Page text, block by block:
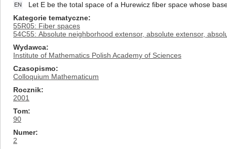
EN
Let E be the total space of a Hurewicz fiber space whose
Kategorie tematyczne
55R05: Fiber spaces
54C55: Absolute neighborhood extensor, absolute extensor,
Wydawca
Institute of Mathematics Polish Academy of Sciences
Czasopismo
Colloquium Mathematicum
Rocznik
2001
Tom
90
Numer
2